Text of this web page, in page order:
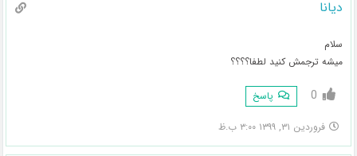
دیانا
سلام
میشه ترجمش کنید لطفا؟؟؟؟
0 پاسخ
فروردین ۳۱, ۱۳۹۹ ۳:۰۰ ب.ظ